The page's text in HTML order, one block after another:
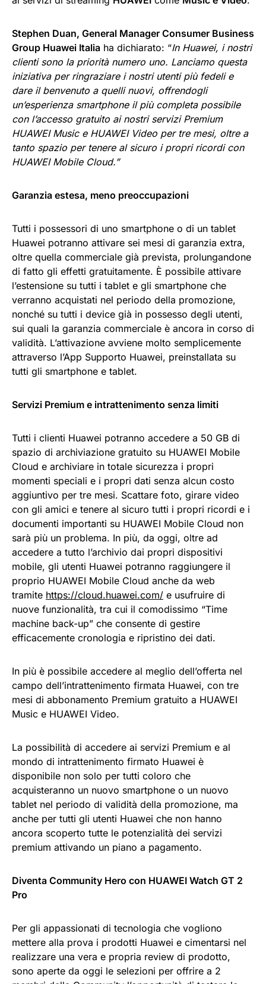
Stephen Duan, General Manager Consumer Business
Group Huawei Italia ha dichiarato: “In Huawei, i nostri
clienti sono la priorità numero uno. Lanciamo questa
iniziativa per ringraziare i nostri utenti più fedeli e
dare il benvenuto a quelli nuovi, offrendogli
un’esperienza smartphone il più completa possibile
con l’accesso gratuito ai nostri servizi Premium
HUAWEI Music e HUAWEI Video per tre mesi, oltre a
tanto spazio per tenere al sicuro i propri ricordi con
HUAWEI Mobile Cloud.”
Garanzia estesa, meno preoccupazioni
Tutti i possessori di uno smartphone o di un tablet
Huawei potranno attivare sei mesi di garanzia extra,
oltre quella commerciale già prevista, prolungandone
di fatto gli effetti gratuitamente. È possibile attivare
l’estensione su tutti i tablet e gli smartphone che
verranno acquistati nel periodo della promozione,
nonché su tutti i device già in possesso degli utenti,
sui quali la garanzia commerciale è ancora in corso di
validità. L’attivazione avviene molto semplicemente
attraverso l’App Supporto Huawei, preinstallata su
tutti gli smartphone e tablet.
Servizi Premium e intrattenimento senza limiti
Tutti i clienti Huawei potranno accedere a 50 GB di
spazio di archiviazione gratuito su HUAWEI Mobile
Cloud e archiviare in totale sicurezza i propri
momenti speciali e i propri dati senza alcun costo
aggiuntivo per tre mesi. Scattare foto, girare video
con gli amici e tenere al sicuro tutti i propri ricordi e i
documenti importanti su HUAWEI Mobile Cloud non
sarà più un problema. In più, da oggi, oltre ad
accedere a tutto l’archivio dai propri dispositivi
mobile, gli utenti Huawei potranno raggiungere il
proprio HUAWEI Mobile Cloud anche da web
tramite https://cloud.huawei.com/ e usufruire di
nuove funzionalità, tra cui il comodissimo “Time
machine back-up” che consente di gestire
efficacemente cronologia e ripristino dei dati.
In più è possibile accedere al meglio dell’offerta nel
campo dell’intrattenimento firmata Huawei, con tre
mesi di abbonamento Premium gratuito a HUAWEI
Music e HUAWEI Video.
La possibilità di accedere ai servizi Premium e al
mondo di intrattenimento firmato Huawei è
disponibile non solo per tutti coloro che
acquisteranno un nuovo smartphone o un nuovo
tablet nel periodo di validità della promozione, ma
anche per tutti gli utenti Huawei che non hanno
ancora scoperto tutte le potenzialità dei servizi
premium attivando un piano a pagamento.
Diventa Community Hero con HUAWEI Watch GT 2
Pro
Per gli appassionati di tecnologia che vogliono
mettere alla prova i prodotti Huawei e cimentarsi nel
realizzare una vera e propria review di prodotto,
sono aperte da oggi le selezioni per offrire a 2